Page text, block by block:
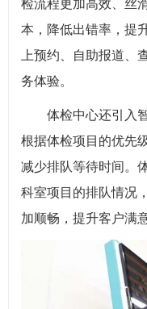
检流程更加高效、丝
本，降低出错率，提
上预约、自助报道、
务体验。
体检中心还引入智
根据体检项目的优先
减少排队等待时间。
科室项目的排队情况
加顺畅，提升客户满